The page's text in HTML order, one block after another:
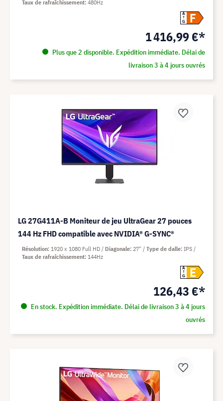
A
G
F
1 416,99 €*
Plus que 2 disponible. Expédition immédiate. Délai de
livraison 3 à 4 jours ouvrés
Taux de rafraîchissement 480Hz
LG 27G411A-B Moniteur de jeu UltraGear 27 pouces
144 Hz FHD compatible avec NVIDIA® G-SYNC®
A
G
E
126,43 €*
En stock. Expédition immédiate. Délai de livraison 3 à 4 jours
ouvrés
Résolution 1920 x 1080 Full HD Diagonale 27" Type de dalle IPS
Taux de rafraîchissement 144Hz